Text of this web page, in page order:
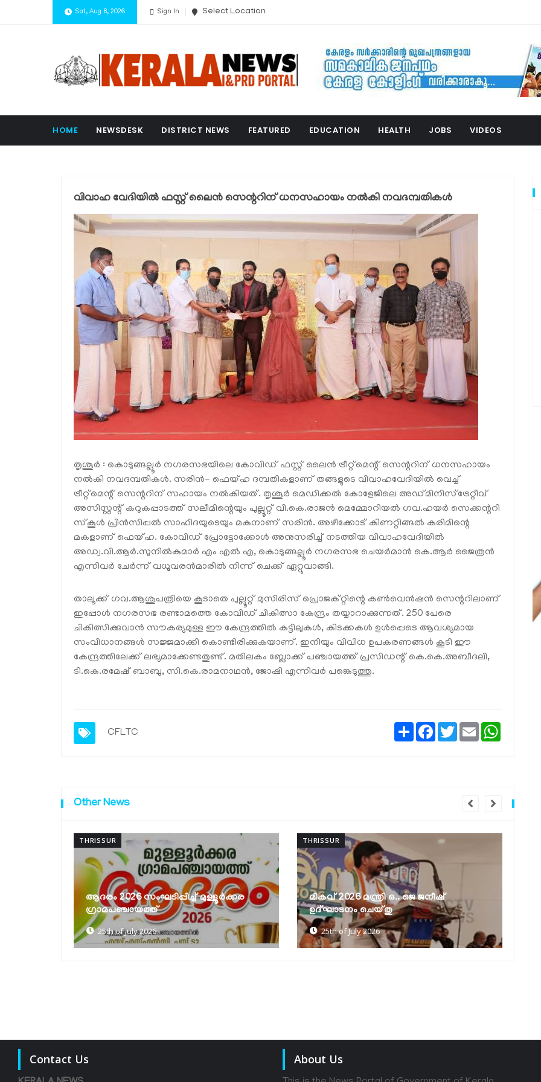
Sat, Aug 8, 2026 Sign In Select Location
HOME NEWSDESK DISTRICT NEWS FEATURED EDUCATION HEALTH JOBS VIDEOS
വിവാഹ വേദിയില്‍ ഫസ്റ്റ് ലൈന്‍ സെന്ററിന് ധനസഹായം നല്‍കി നവദമ്പതികള്‍
തൃശൂര്‍ : കൊടുങ്ങല്ലൂര്‍ നഗരസഭയിലെ കോവിഡ് ഫസ്റ്റ് ലൈന്‍ ട്രീറ്റ്‌മെന്റ് സെന്ററിന് ധനസഹായം
നല്‍കി നവദമ്പതികള്‍. സരിന്‍- ഫെയ്ഹ ദമ്പതികളാണ് തങ്ങളുടെ വിവാഹവേദിയില്‍ വെച്ച്
ട്രീറ്റ്‌മെന്റ് സെന്ററിന് സഹായം നല്‍കിയത്. തൃശൂര്‍ മെഡിക്കല്‍ കോളേജിലെ അഡ്മിനിസ്‌ട്രേറ്റീവ്
അസിസ്റ്റന്റ് കറുകപ്പാടത്ത് സലീമിന്റെയും പുല്ലൂറ്റ് വി.കെ.രാജന്‍ മെമ്മോറിയല്‍ ഗവ.ഹയര്‍ സെക്കന്ററി
സ്‌കൂള്‍ പ്രിന്‍സിപ്പല്‍ സാഹിദയുടെയും മകനാണ് സരിന്‍. അഴീക്കോട് കിണറ്റിങ്ങല്‍ കരിമിന്റെ
മകളാണ് ഫെയ്ഹ. കോവിഡ് പ്രോട്ടോക്കോള്‍ അനുസരിച്ച് നടത്തിയ വിവാഹവേദിയില്‍
അഡ്വ.വി.ആര്‍.സുനില്‍കുമാര്‍ എം എല്‍ എ, കൊടുങ്ങല്ലൂര്‍ നഗരസഭ ചെയര്‍മാന്‍ കെ.ആര്‍ ജൈത്രന്‍
എന്നിവര്‍ ചേര്‍ന്ന് വധൂവരന്‍മാരില്‍ നിന്ന് ചെക്ക് ഏറ്റുവാങ്ങി.
താലൂക്ക് ഗവ.ആശുപത്രിയെ കൂടാതെ പുല്ലൂറ്റ് മുസിരിസ് പ്രൊജക്റ്റിന്റെ കണ്‍വെന്‍ഷന്‍ സെന്ററിലാണ്
ഇപ്പോള്‍ നഗരസഭ രണ്ടാമത്തെ കോവിഡ് ചികിത്സാ കേന്ദ്രം തയ്യാറാക്കുന്നത്. 250 പേരെ
ചികിത്സിക്കുവാന്‍ സൗകര്യമുള്ള ഈ കേന്ദ്രത്തില്‍ കട്ടിലുകള്‍, കിടക്കകള്‍ ഉള്‍പ്പെടെ ആവശ്യമായ
സംവിധാനങ്ങള്‍ സജ്ജമാക്കി കൊണ്ടിരിക്കുകയാണ്. ഇനിയും വിവിധ ഉപകരണങ്ങള്‍ കൂടി ഈ
കേന്ദ്രത്തിലേക്ക് ലഭ്യമാക്കേണ്ടതുണ്ട്. മതിലകം ബ്ലോക്ക് പഞ്ചായത്ത് പ്രസിഡന്റ് കെ.കെ.അബീദലി,
ടി.കെ.രമേഷ് ബാബു, സി.കെ.രാമനാഥന്‍, ജോഷി എന്നിവര്‍ പങ്കെടുത്തു.
CFLTC
ShareFacebook
TwitterEmail
Other News
THRISSUR
മികവ് 2026 മന്ത്രി ഒ.. ജെ ജനീഷ്
ഉദ്ഘാടനം ചെയ്തു
25th of July 2026
THRISSUR
നബാർഡ് അതിരപ്പിള്ളി മറ്റത്തൂർ
ട്രൈബ്സ് പദ്ധതി മന്ത്രി കെ. എ. തുളസി
ഉദ്ഘാടനം ചെയ്തു
18th of July 2026
Contact Us About Us